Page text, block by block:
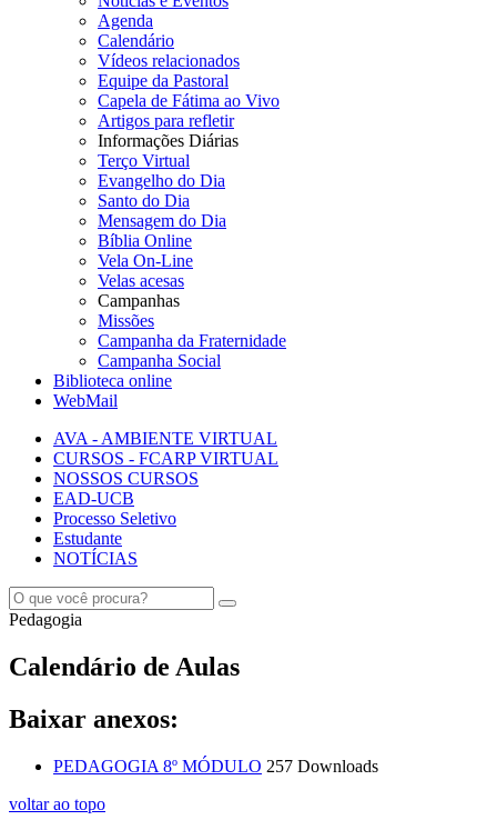
Agenda
Calendário
Vídeos relacionados
Equipe da Pastoral
Capela de Fátima ao Vivo
Artigos para refletir
Informações Diárias
Terço Virtual
Evangelho do Dia
Santo do Dia
Mensagem do Dia
Bíblia Online
Vela On-Line
Velas acesas
Campanhas
Missões
Campanha da Fraternidade
Campanha Social
Biblioteca online
WebMail
AVA - AMBIENTE VIRTUAL
CURSOS - FCARP VIRTUAL
NOSSOS CURSOS
EAD-UCB
Processo Seletivo
Estudante
NOTÍCIAS
Pedagogia
Calendário de Aulas
Baixar anexos:
PEDAGOGIA 8º MÓDULO 257 Downloads
voltar ao topo